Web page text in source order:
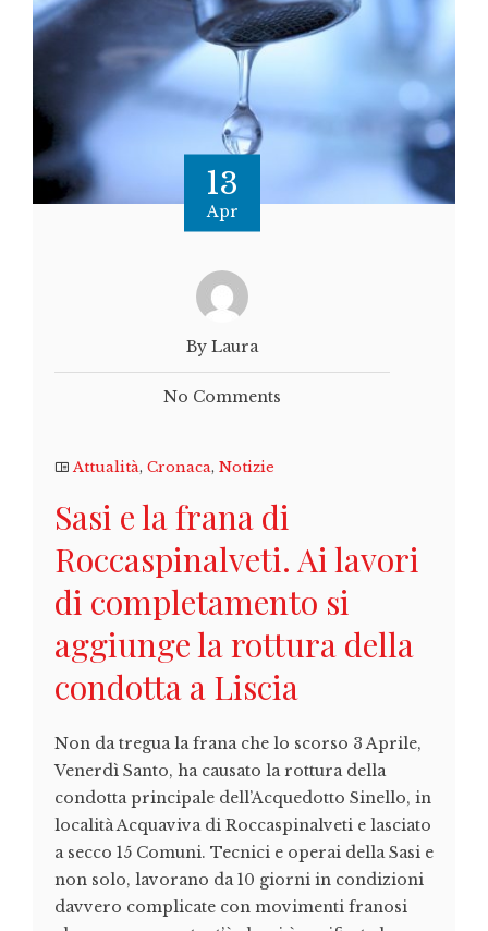
13
Apr
By Laura
No Comments
Attualità, Cronaca, Notizie
Sasi e la frana di
Roccaspinalveti. Ai lavori
di completamento si
aggiunge la rottura della
condotta a Liscia
Non da tregua la frana che lo scorso 3 Aprile,
Venerdì Santo, ha causato la rottura della
condotta principale dell’Acquedotto Sinello, in
località Acquaviva di Roccaspinalveti e lasciato
a secco 15 Comuni. Tecnici e operai della Sasi e
non solo, lavorano da 10 giorni in condizioni
davvero complicate con movimenti franosi